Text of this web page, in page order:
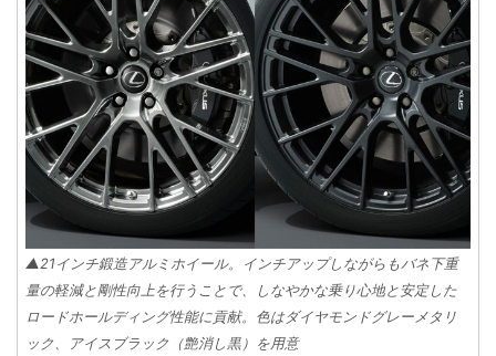
▲21インチ鍛造アルミホイール。インチアップしながらもバネ下重
量の軽減と剛性向上を行うことで、しなやかな乗り心地と安定した
ロードホールディング性能に貢献。色はダイヤモンドグレーメタリ
ック、アイスブラック（艶消し黒）を用意